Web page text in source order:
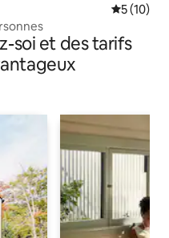
5 (10)
soi et des tarifs